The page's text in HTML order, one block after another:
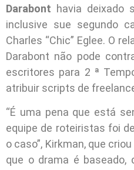
Darabont havia deixado
inclusive sue segundo
Charles “Chic” Eglee. O
Darabont não pode
escritores para 2 ª
atribuir scripts de
“É uma pena que está
equipe de roteiristas foi
o caso”, Kirkman, que
que o drama é baseado,